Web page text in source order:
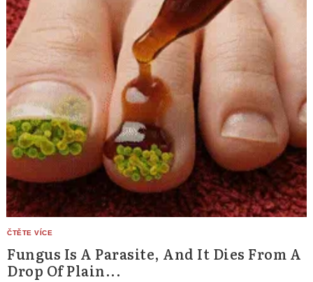
Fungus Is A Parasite, And It Dies From A
Drop Of Plain...